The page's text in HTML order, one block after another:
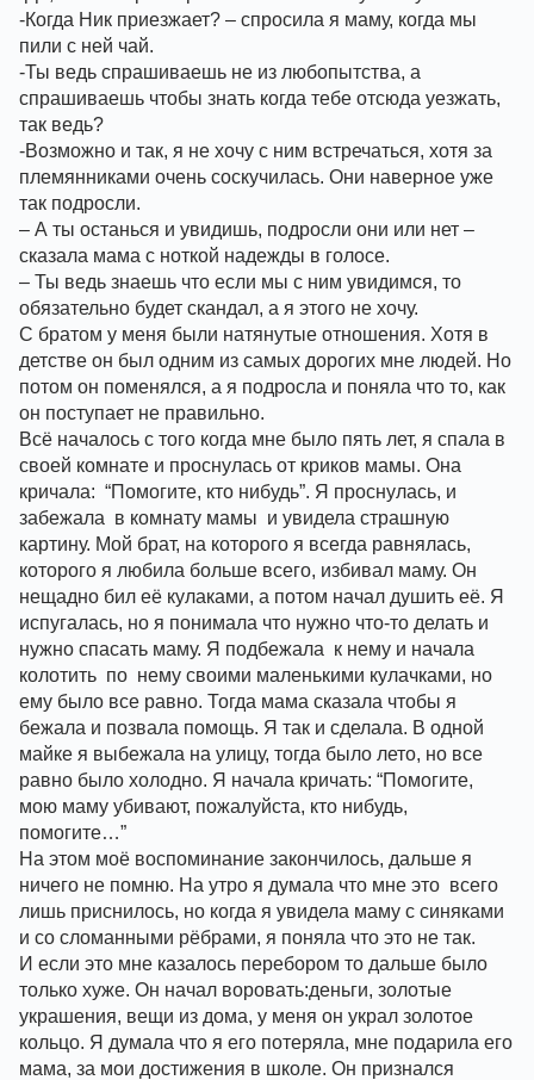
-Когда Ник приезжает? – спросила я маму, когда мы
пили с ней чай.
-Ты ведь спрашиваешь не из любопытства, а
спрашиваешь чтобы знать когда тебе отсюда уезжать,
так ведь?
-Возможно и так, я не хочу с ним встречаться, хотя за
племянниками очень соскучилась. Они наверное уже
так подросли.
– А ты останься и увидишь, подросли они или нет –
сказала мама с ноткой надежды в голосе.
– Ты ведь знаешь что если мы с ним увидимся, то
обязательно будет скандал, а я этого не хочу.
С братом у меня были натянутые отношения. Хотя в
детстве он был одним из самых дорогих мне людей. Но
потом он поменялся, а я подросла и поняла что то, как
он поступает не правильно.
Всё началось с того когда мне было пять лет, я спала в
своей комнате и проснулась от криков мамы. Она
кричала:  “Помогите, кто нибудь”. Я проснулась, и
забежала  в комнату мамы  и увидела страшную
картину. Мой брат, на которого я всегда равнялась,
которого я любила больше всего, избивал маму. Он
нещадно бил её кулаками, а потом начал душить её. Я
испугалась, но я понимала что нужно что-то делать и
нужно спасать маму. Я подбежала  к нему и начала
колотить  по  нему своими маленькими кулачками, но
ему было все равно. Тогда мама сказала чтобы я
бежала и позвала помощь. Я так и сделала. В одной
майке я выбежала на улицу, тогда было лето, но все
равно было холодно. Я начала кричать: “Помогите,
мою маму убивают, пожалуйста, кто нибудь,
помогите…”
На этом моё воспоминание закончилось, дальше я
ничего не помню. На утро я думала что мне это  всего
лишь приснилось, но когда я увидела маму с синяками
и со сломанными рёбрами, я поняла что это не так.
И если это мне казалось перебором то дальше было
только хуже. Он начал воровать:деньги, золотые
украшения, вещи из дома, у меня он украл золотое
кольцо. Я думала что я его потеряла, мне подарила его
мама, за мои достижения в школе. Он признался